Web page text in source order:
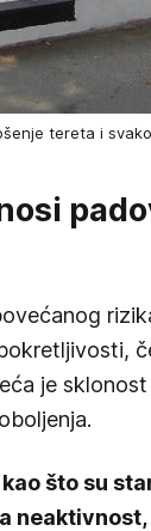
tereta i
je
što su